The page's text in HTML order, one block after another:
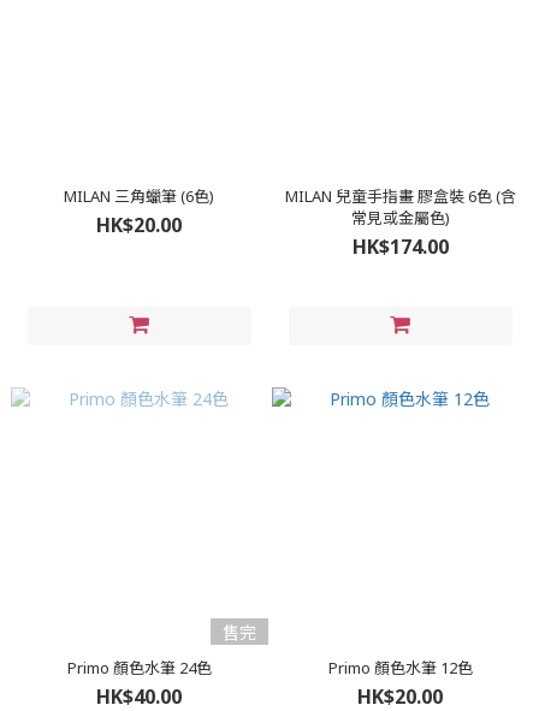
MILAN 三角蠟筆 (6色)
HK$20.00
MILAN 兒童手指畫 膠盒裝 6色 (含
常見或金屬色)
HK$174.00
售完
Primo 顏色水筆 24色
HK$40.00
Primo 顏色水筆 12色
HK$20.00